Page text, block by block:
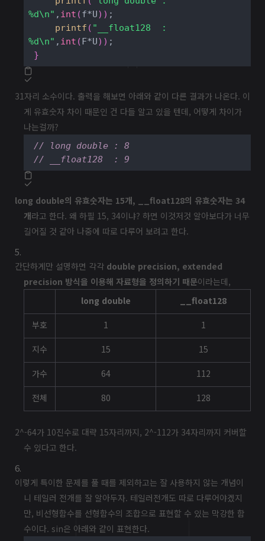
%d\n" , int (f*U) ) ;
printf ( "__float128  :
%d\n" , int (F*U) ) ;
}
31자리 소수이다. 출력을 해보면 아래와 같이 다른 결과가 나온다. 이
게 유효숫자 차이 때문인 건 다들 알고 있을 텐데, 어떻게 차이가
나는걸까?
// long double : 8
// __float128  : 9
long double의 유효숫자는 15개, __float128의 유효숫자는 34
개라고 한다. 왜 하필 15, 34이냐? 하면 이것저것 알아보다가 너무
길어질 것 같아 나중에 따로 다루어 보려고 한다.
간단하게만 설명하면 각각 double precision, extended
precision 방식을 이용해 자료형을 정의하기 때문이라는데,
long double
__float128
부호 1 1
지수 15 15
가수 64 112
전체 80 128
2^-64가 10진수로 대략 15자리까지, 2^-112가 34자리까지 커버할
수 있다고 한다.
이렇게 특이한 문제를 풀 때를 제외하고는 잘 사용하지 않는 개념이
니 테일러 전개를 잘 알아두자. 테일러전개도 따로 다루어야겠지
만, 비선형함수를 선형함수의 조합으로 표현할 수 있는 막강한 함
수이다. sin은 아래와 같이 표현한다.